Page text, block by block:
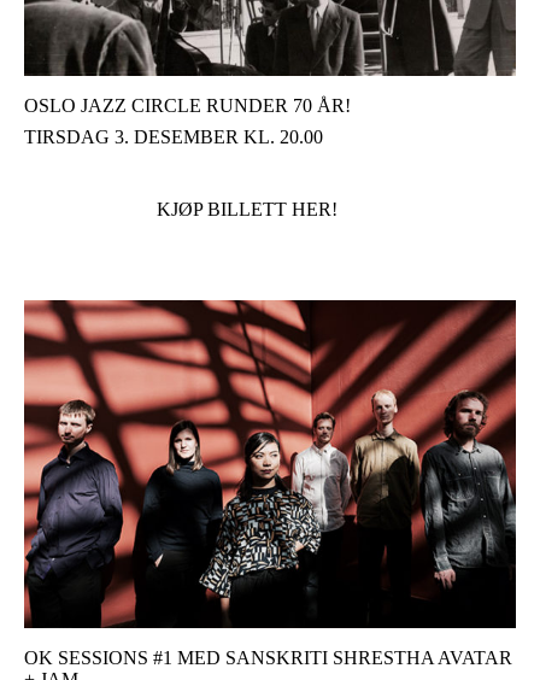
OSLO JAZZ CIRCLE RUNDER 70 ÅR!
TIRSDAG 3. DESEMBER KL. 20.00
KJØP BILLETT HER!
OK SESSIONS #1 MED SANSKRITI SHRESTHA AVATAR